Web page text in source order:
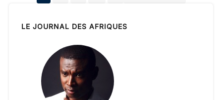
LE JOURNAL DES AFRIQUES